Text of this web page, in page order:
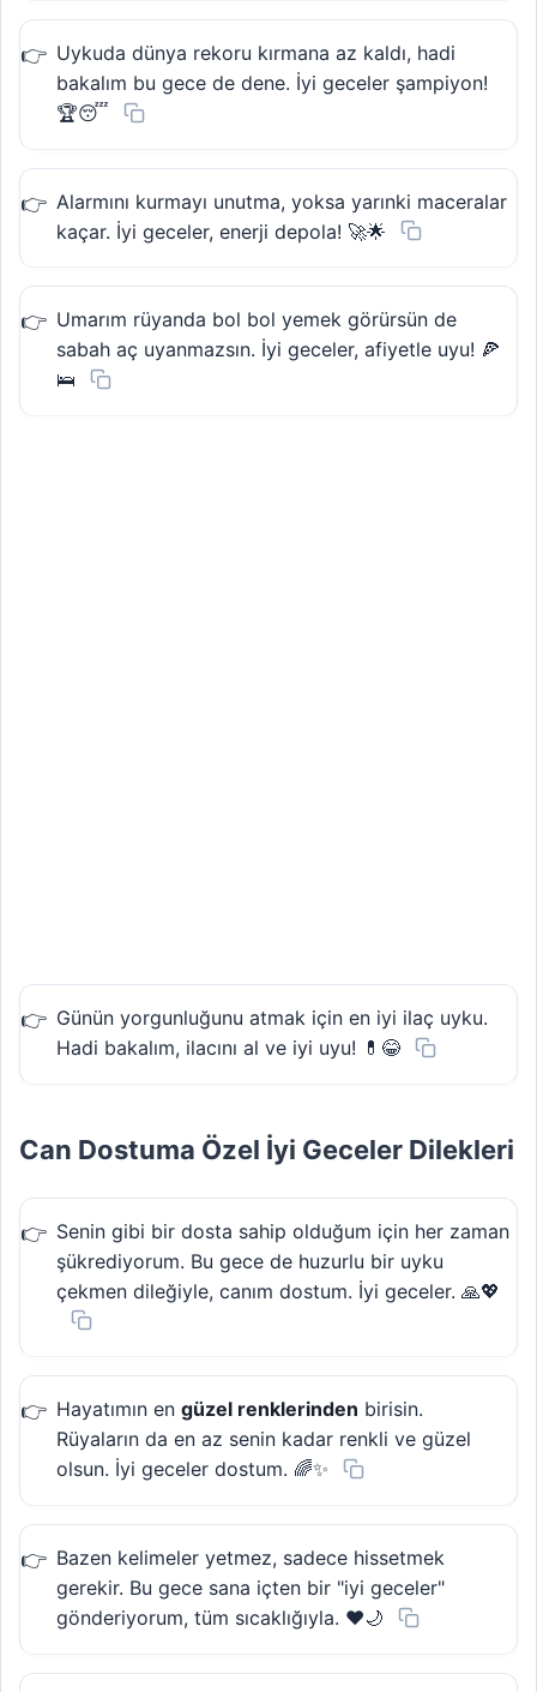
Uykuda dünya rekoru kırmana az kaldı, hadi
bakalım bu gece de dene. İyi geceler şampiyon!
🏆😴
Alarmını kurmayı unutma, yoksa yarınki maceralar
kaçar. İyi geceler, enerji depola! 🚀🌟
Umarım rüyanda bol bol yemek görürsün de
sabah aç uyanmazsın. İyi geceler, afiyetle uyu! 🍕
🛌
Günün yorgunluğunu atmak için en iyi ilaç uyku.
Hadi bakalım, ilacını al ve iyi uyu! 💊😂
Can Dostuma Özel İyi Geceler Dilekleri
Senin gibi bir dosta sahip olduğum için her zaman
şükrediyorum. Bu gece de huzurlu bir uyku
çekmen dileğiyle, canım dostum. İyi geceler. 🙏💖
Hayatımın en güzel renklerinden birisin.
Rüyaların da en az senin kadar renkli ve güzel
olsun. İyi geceler dostum. 🌈✨
Bazen kelimeler yetmez, sadece hissetmek
gerekir. Bu gece sana içten bir "iyi geceler"
gönderiyorum, tüm sıcaklığıyla. ❤️🌙